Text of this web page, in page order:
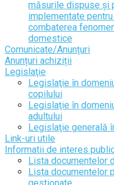
măsurile dispuse și
implementate
combaterea
domestice
Comunicate/Anunțuri
Anunțuri achiziții
Legislaţie
Legislaţie în
copilului
Legislaţie în
adultului
Legislaţie generală
Link-uri utile
Informatii de interes
Lista documentelor
Lista documentelor